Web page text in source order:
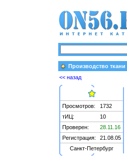
Производство ткани
<< назад
Просмотров:
1732
тИЦ:
10
Проверен:
28.11.16
Регистрация:
21.08.05
Санкт-Петербург